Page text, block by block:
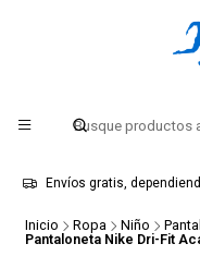
Envíos gratis,
Inicio Ropa Niño
Pantaloneta Nike Dri-Fit